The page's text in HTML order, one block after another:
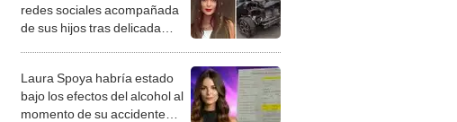
redes sociales acompañada
de sus hijos tras delicada
Laura Spoya habría estado
bajo los efectos del alcohol al
momento de su accidente